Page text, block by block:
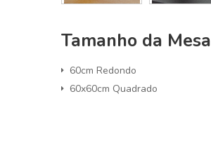
Tamanho da Mesa
60cm Redondo
60x60cm Quadrado